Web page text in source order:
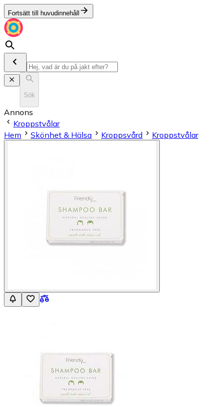
Fortsätt till huvudinnehåll
Sök
Annons
Kroppstvålar
Hem
Skönhet & Hälsa Kroppsvård Kroppstvålar